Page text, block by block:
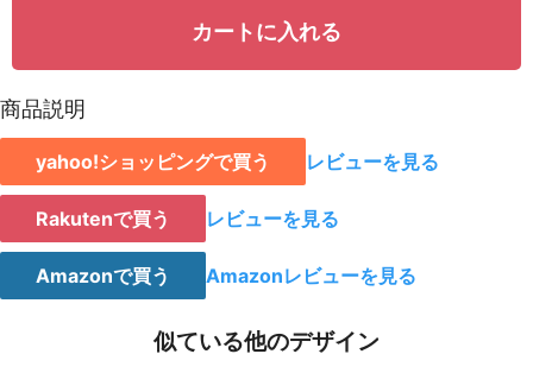
939
18
19 928 15776
20 923
21 921
22 919
917
カートに入れる
商品説明
yahoo!ショッピングで買う レビューを見る
Rakutenで買う レビューを見る
Amazonで買う Amazonレビューを見る
似ている他のデザイン